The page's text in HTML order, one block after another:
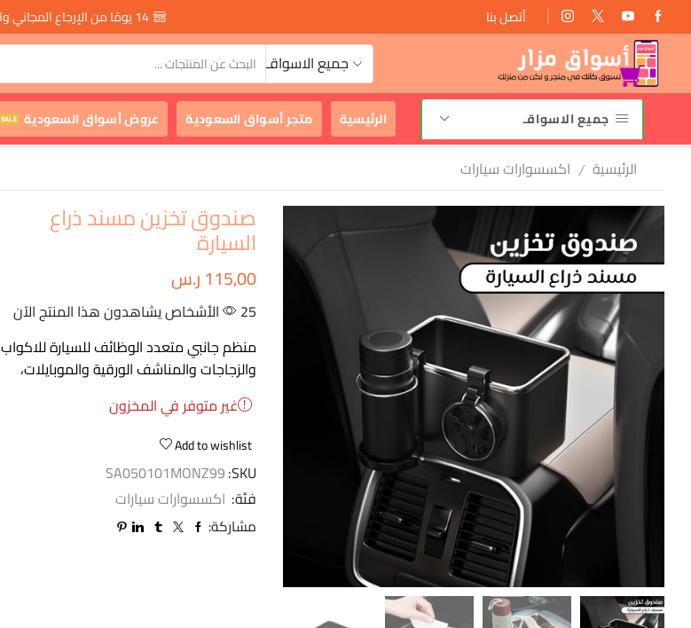
أتصل بنا 14 يومًا من الإرجاع المجاني والسريع
جميع الاسواقـ
جميع الاسواقـ الرئيسية متجر أسواق السعودية عروض أسواق السعودية SALE
الرئيسية / اكسسوارات سيارات
صندوق تخزين مسند ذراع
السيارة
115,00ر.س
25 الأشخاص يشاهدون هذا المنتج الآن
منظم جانبي متعدد الوظائف للسيارة للاكواب
والزجاجات والمناشف الورقية والموبايلات،
غير متوفر في المخزون
Add to wishlist
SKU:
SA050101MONZ99
فئة: اكسسوارات سيارات
مشاركة: